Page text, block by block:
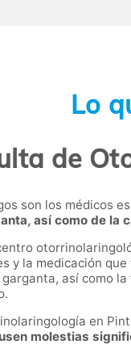
Lo
de
son los médicos
así como de la
y la medicación que
así como
en
molestias